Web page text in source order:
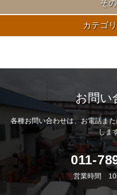
そ
カテゴ
お問い
各種お問い合わせは、お電話ま
しま
011-
営業時間